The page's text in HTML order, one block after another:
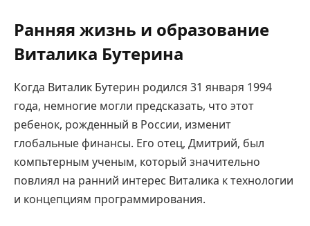
Ранняя жизнь и образование
Виталика Бутерина
Когда Виталик Бутерин родился 31 января 1994
года, немногие могли предсказать, что этот
ребенок, рожденный в России, изменит
глобальные финансы. Его отец, Дмитрий, был
компьтерным ученым, который значительно
повлиял на ранний интерес Виталика к технологии
и концепциям программирования.